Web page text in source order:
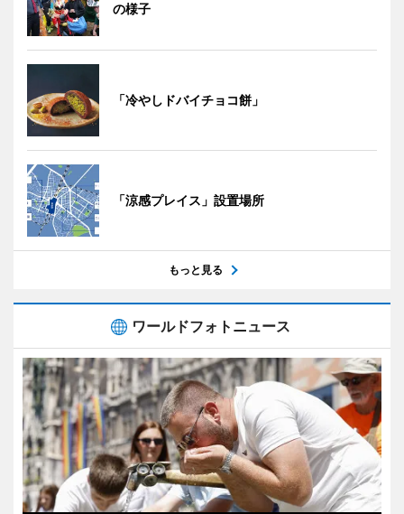
の様子
「冷やしドバイチョコ餅」
「涼感プレイス」設置場所
もっと見る
ワールドフォトニュース